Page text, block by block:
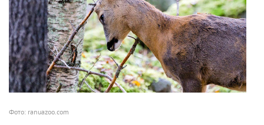
Фото: ranuazoo.com